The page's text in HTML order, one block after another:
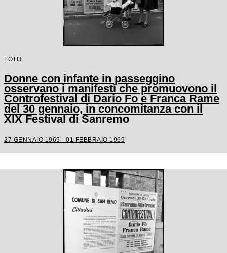
FOTO
Donne con infante in passeggino
osservano i manifesti che promuovono il
Controfestival di Dario Fo e Franca Rame
del 30 gennaio, in concomitanza con il
XIX Festival di Sanremo
27 GENNAIO 1969 - 01 FEBBRAIO 1969